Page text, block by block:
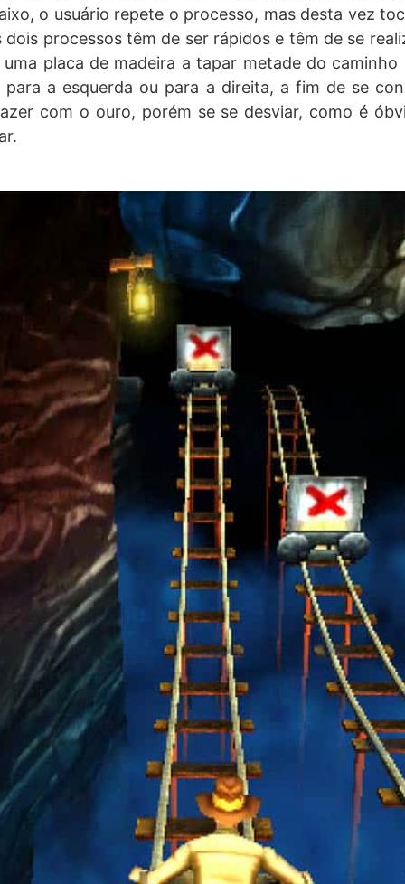
o usuário repete o processo, mas desta vez
dois processos têm de ser rápidos e têm de se
uma placa de madeira a tapar metade do
para a esquerda ou para a direita, a fim de se
com o ouro, porém se se desviar, como é